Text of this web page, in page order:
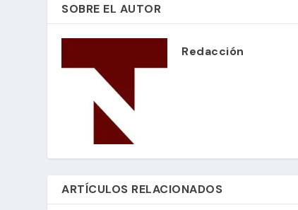
SOBRE EL AUTOR
Redacción
ARTÍCULOS RELACIONADOS